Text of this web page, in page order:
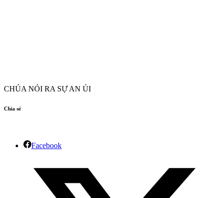
CHÚA NÓI RA SỰ AN ỦI
Chia sẻ
Facebook